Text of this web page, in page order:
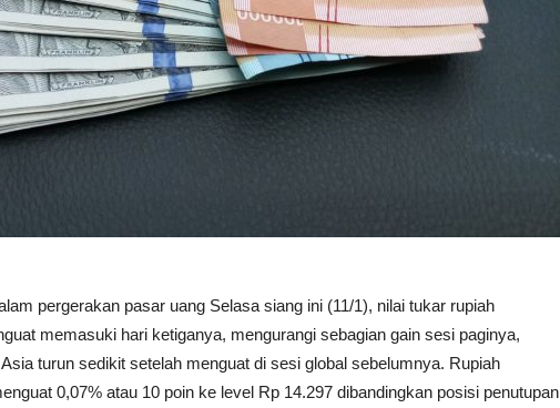
pergerakan pasar uang Selasa siang ini (11/1), nilai tukar rupiah
memasuki hari ketiganya, mengurangi sebagian gain sesi paginya,
turun sedikit setelah menguat di sesi global sebelumnya. Rupiah
0,07% atau 10 poin ke level Rp 14.297 dibandingkan posisi penutupan